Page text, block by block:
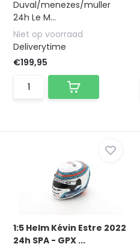
Duval/menezes/muller
24h Le M...
Niet op voorraad
Deliverytime
€199,95
1:5 Helm Kévin Estre 2022
24h SPA - GPX ...